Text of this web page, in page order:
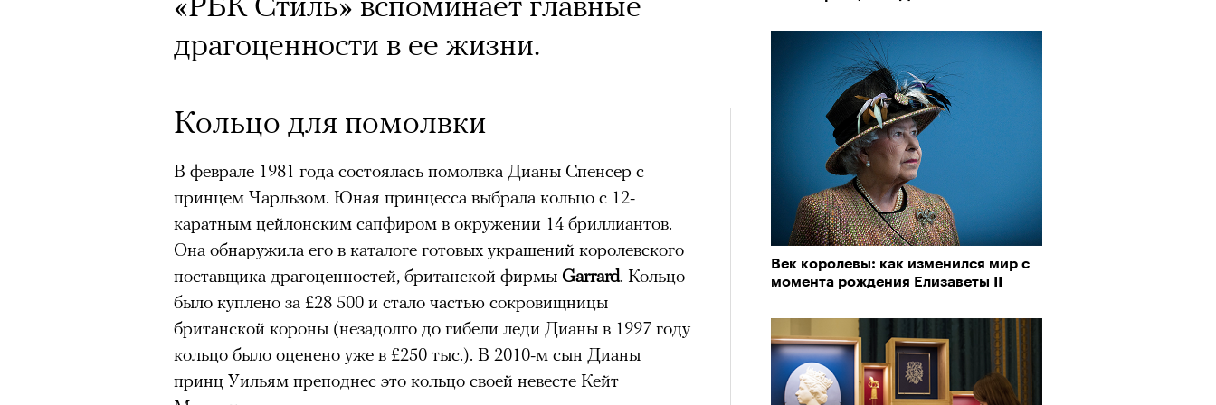
Век королевы: как изменился мир с
момента рождения Елизаветы II
драгоценности в ее жизни.
Кольцо для помолвки
В феврале 1981 года состоялась помолвка Дианы Спенсер с
принцем Чарльзом. Юная принцесса выбрала кольцо c 12-
каратным цейлонским сапфиром в окружении 14 бриллиантов.
Она обнаружила его в каталоге готовых украшений королевского
поставщика драгоценностей, британской фирмы Garrard. Кольцо
было куплено за £28 500 и стало частью сокровищницы
британской короны (незадолго до гибели леди Дианы в 1997 году
кольцо было оценено уже в £250 тыс.). В 2010-м сын Дианы
принц Уильям преподнес это кольцо своей невесте Кейт
Почему важны гормоны стресса
горы становится последним, а другие
Психологи и альпинисты объясняют, как
высота меняет человека и почему к ней
тянет с новой силой
Подписывайтесь на телеграм-канал «РБК Стиль»